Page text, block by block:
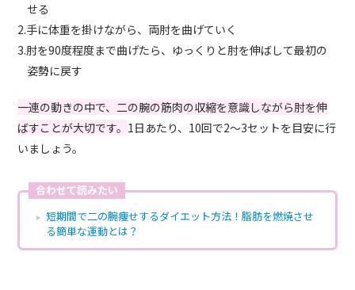
せる
2.手に体重を掛けながら、両肘を曲げていく
3.肘を90度程度まで曲げたら、ゆっくりと肘を伸ばして最初の
姿勢に戻す
一連の動きの中で、二の腕の筋肉の収縮を意識しながら肘を伸
ばすことが大切です。 1日あたり、10回で2～3セットを目安に行
いましょう。
合わせて読みたい
短期間で二の腕痩せするダイエット方法！脂肪を燃焼させ
る簡単な運動とは？